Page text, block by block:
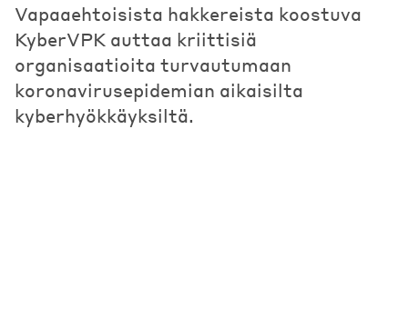
Vapaaehtoisista hakkereista koostuva
KyberVPK auttaa kriittisiä
organisaatioita turvautumaan
koronavirusepidemian aikaisilta
kyberhyökkäyksiltä.